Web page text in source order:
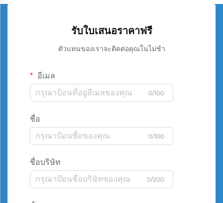
รับใบเสนอราคาฟรี
ตัวแทนของเราจะติดต่อคุณในไม่ช้า
อีเมล
0/100
ชื่อ
0/100
ชื่อบริษัท
0/200